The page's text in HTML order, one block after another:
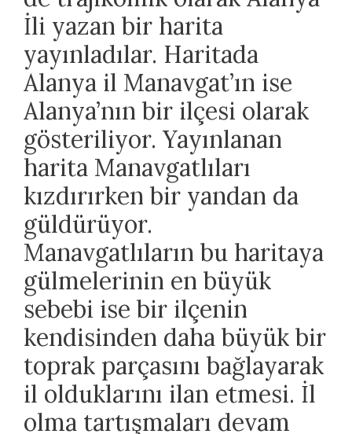
İli yazan bir harita
yayınladılar. Haritada
Alanya il Manavgat’ın ise
Alanya’nın bir ilçesi olarak
gösteriliyor. Yayınlanan
harita Manavgatlıları
kızdırırken bir yandan da
güldürüyor.
Manavgatlıların bu haritaya
gülmelerinin en büyük
sebebi ise bir ilçenin
kendisinden daha büyük bir
toprak parçasını bağlayarak
il olduklarını ilan etmesi. İl
olma tartışmaları devam